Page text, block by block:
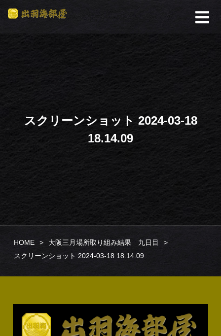
スクリーンショット 2024-03-18
18.14.09
HOME
大阪三月場所取り組み結果 九日目
スクリーンショット 2024-03-18 18.14.09